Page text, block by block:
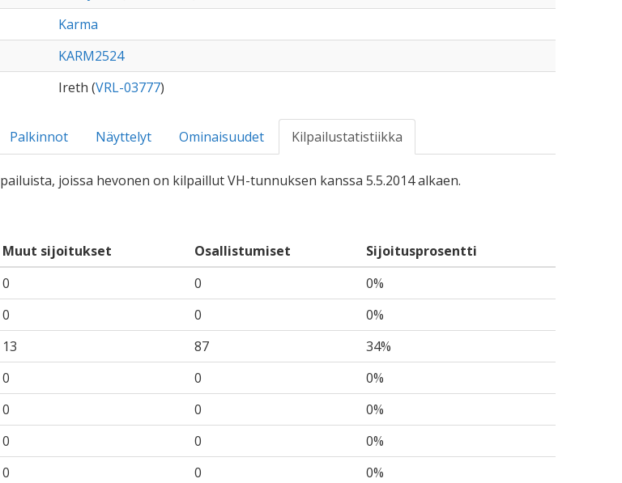
Karma
KARM2524
Ireth (VRL-03777)
Palkinnot Näyttelyt Ominaisuudet Kilpailustatistiikka
joissa hevonen on kilpaillut VH-tunnuksen kanssa 5.5.2014 alkaen.
Muut sijoitukset Osallistumiset
Sijoitusprosentti
0 0
0%
0 0
0%
13 87
34%
0 0
0%
0 0
0%
0 0
0%
0 0 0%